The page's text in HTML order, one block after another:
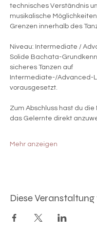
technisches Verständnis
musikalische
Grenzen innerhalb des
Niveau: Intermediate /
Solide Bachata-
sicheres Tanzen auf
Intermediate-/Advanced-
vorausgesetzt.
Zum Abschluss hast du die
das Gelernte direkt
Mehr anzeigen
Diese Veranstaltung